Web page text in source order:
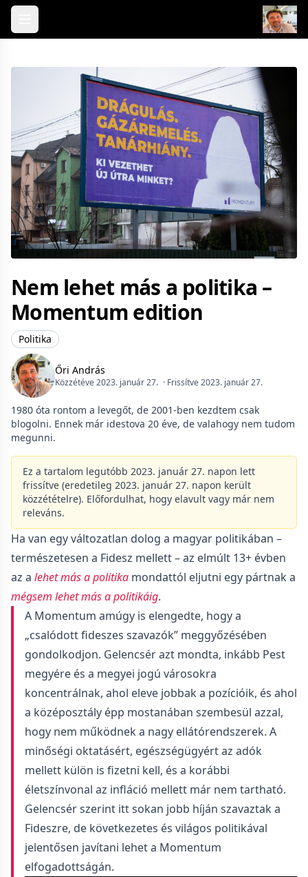
Skip to content
Nem lehet más a politika –
Momentum edition
Politika
Őri András
Közzétéve 2023. január 27. · Frissítve 2023. január 27.
1980 óta rontom a levegőt, de 2001-ben kezdtem csak
blogolni. Ennek már idestova 20 éve, de valahogy nem tudom
megunni.
Ez a tartalom legutóbb 2023. január 27. napon lett
frissítve (eredetileg 2023. január 27. napon került
közzétételre). Előfordulhat, hogy elavult vagy már nem
releváns.
Ha van egy változatlan dolog a magyar politikában –
természetesen a Fidesz mellett – az elmúlt 13+ évben
az a lehet más a politika mondattól eljutni egy pártnak a
mégsem lehet más a politikáig.
A Momentum amúgy is elengedte, hogy a
„csalódott fideszes szavazók” meggyőzésében
gondolkodjon. Gelencsér azt mondta, inkább Pest
megyére és a megyei jogú városokra
koncentrálnak, ahol eleve jobbak a pozícióik, és ahol
a középosztály épp mostanában szembesül azzal,
hogy nem működnek a nagy ellátórendszerek. A
minőségi oktatásért, egészségügyért az adók
mellett külön is fizetni kell, és a korábbi
életszínvonal az infláció mellett már nem tartható.
Gelencsér szerint itt sokan jobb híján szavaztak a
Fideszre, de következetes és világos politikával
jelentősen javítani lehet a Momentum
elfogadottságán.